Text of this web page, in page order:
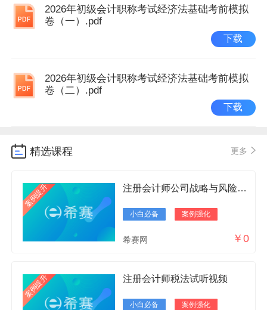
2026年初级会计职称考试经济法基础考前模拟
卷（一）.pdf
下载
2026年初级会计职称考试经济法基础考前模拟
卷（二）.pdf
下载
精选课程 更多
案例提升 注册会计师公司战略与风险管理试听视频
小白必备 案例强化
希赛网 ￥0
案例提升 注册会计师税法试听视频
小白必备 案例强化